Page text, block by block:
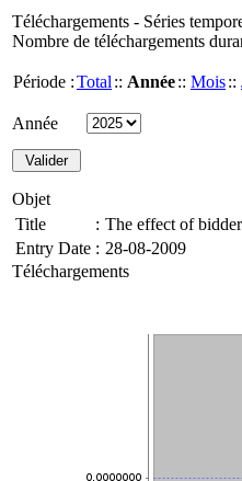
Téléchargements - Séries
Nombre de téléchargements
Période :Total :: Année:: Mois::
Année
Objet
Title
: The effect of
Entry Date : 28-08-2009
Téléchargements